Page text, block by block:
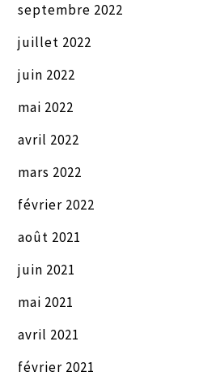
septembre 2022
juillet 2022
juin 2022
mai 2022
avril 2022
mars 2022
février 2022
août 2021
juin 2021
mai 2021
avril 2021
février 2021